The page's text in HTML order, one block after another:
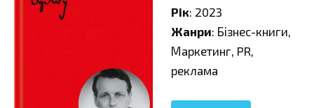
Рік: 2023
Жанри: Бізнес-книги,
Маркетинг, PR,
реклама